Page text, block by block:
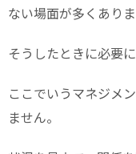
ない場面が多くありま
そうしたときに必要
ここでいうマネジメ
ません。